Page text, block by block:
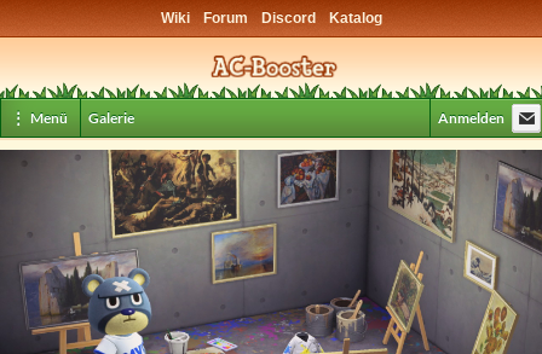
Wiki Forum Discord Katalog
⋮ Menü Galerie Anmelden